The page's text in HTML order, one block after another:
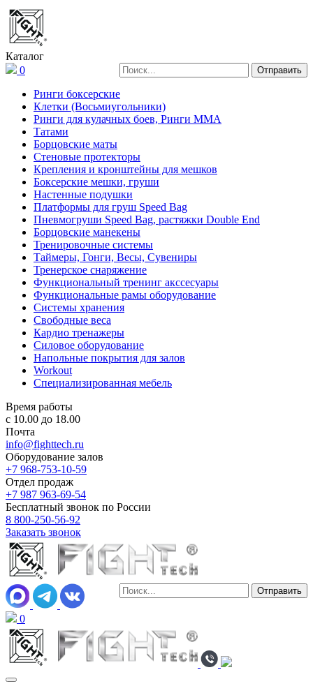
Каталог
0
Ринги боксерские
Клетки (Восьмиугольники)
Ринги для кулачных боев, Ринги ММА
Татами
Борцовские маты
Стеновые протекторы
Крепления и кронштейны для мешков
Боксерские мешки, груши
Настенные подушки
Платформы для груш Speed Bag
Пневмогруши Speed Bag, растяжки Double End
Борцовские манекены
Тренировочные системы
Таймеры, Гонги, Весы, Сувениры
Тренерское снаряжение
Функциональный тренинг акссесуары
Функциональные рамы оборудование
Системы хранения
Свободные веса
Кардио тренажеры
Силовое оборудование
Напольные покрытия для залов
Workout
Специализированная мебель
Время работы
с 10.00 до 18.00
Почта
info@fighttech.ru
Оборудование залов
+7 968-753-10-59
Отдел продаж
+7 987 963-69-54
Бесплатный звонок по России
8 800-250-56-92
Заказать звонок
0